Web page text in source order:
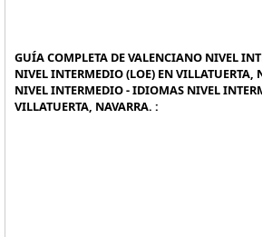
GUÍA COMPLETA DE VALENCIANO NIVEL
NIVEL INTERMEDIO (LOE) EN VILLATUERTA,
NIVEL INTERMEDIO - IDIOMAS NIVEL
VILLATUERTA, NAVARRA. :